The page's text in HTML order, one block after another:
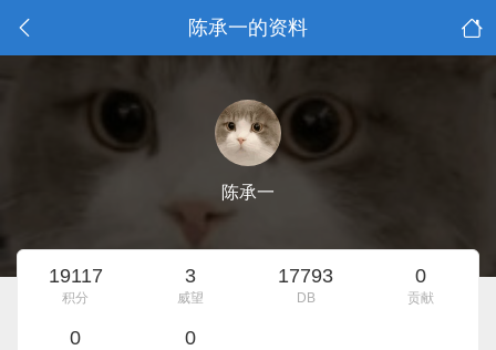
陈承一的资料
陈承一
19117
积分
3
威望
17793
DB
0
贡献
0 0